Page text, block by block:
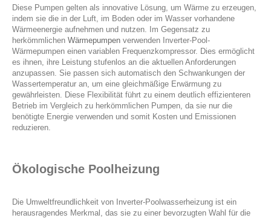
Diese Pumpen gelten als innovative Lösung, um Wärme zu erzeugen,
indem sie die in der Luft, im Boden oder im Wasser vorhandene
Wärmeenergie aufnehmen und nutzen. Im Gegensatz zu
herkömmlichen Wärmepumpen verwenden Inverter-Pool-
Wärmepumpen einen variablen Frequenzkompressor. Dies ermöglicht
es ihnen, ihre Leistung stufenlos an die aktuellen Anforderungen
anzupassen. Sie passen sich automatisch den Schwankungen der
Wassertemperatur an, um eine gleichmäßige Erwärmung zu
gewährleisten. Diese Flexibilität führt zu einem deutlich effizienteren
Betrieb im Vergleich zu herkömmlichen Pumpen, da sie nur die
benötigte Energie verwenden und somit Kosten und Emissionen
reduzieren.
Ökologische Poolheizung
Die Umweltfreundlichkeit von Inverter-Poolwasserheizung ist ein
herausragendes Merkmal, das sie zu einer bevorzugten Wahl für die